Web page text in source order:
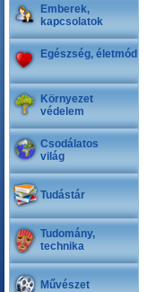
Emberek,
kapcsolatok
Egészség, életmód
Környezet
védelem
Csodálatos
világ
Tudástár
Tudomány,
technika
Művészet